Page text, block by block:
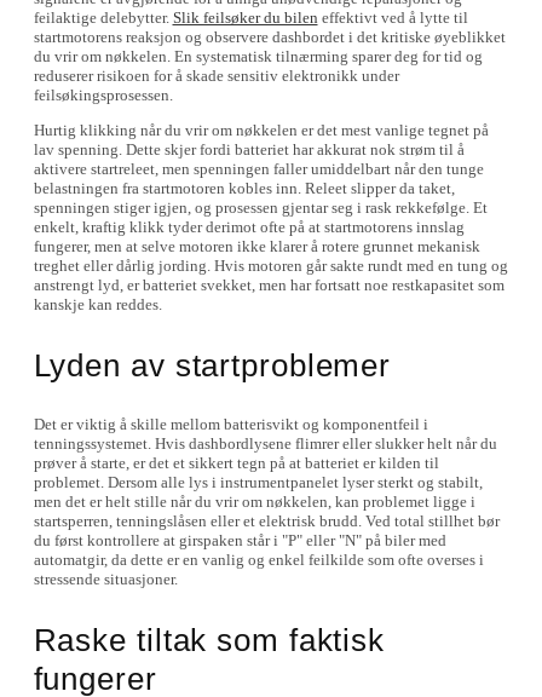
feilaktige delebytter. Slik feilsøker du bilen effektivt ved å lytte til
startmotorens reaksjon og observere dashbordet i det kritiske øyeblikket
du vrir om nøkkelen. En systematisk tilnærming sparer deg for tid og
reduserer risikoen for å skade sensitiv elektronikk under
feilsøkingsprosessen.
Hurtig klikking når du vrir om nøkkelen er det mest vanlige tegnet på
lav spenning. Dette skjer fordi batteriet har akkurat nok strøm til å
aktivere startreleet, men spenningen faller umiddelbart når den tunge
belastningen fra startmotoren kobles inn. Releet slipper da taket,
spenningen stiger igjen, og prosessen gjentar seg i rask rekkefølge. Et
enkelt, kraftig klikk tyder derimot ofte på at startmotorens innslag
fungerer, men at selve motoren ikke klarer å rotere grunnet mekanisk
treghet eller dårlig jording. Hvis motoren går sakte rundt med en tung og
anstrengt lyd, er batteriet svekket, men har fortsatt noe restkapasitet som
kanskje kan reddes.
Lyden av startproblemer
Det er viktig å skille mellom batterisvikt og komponentfeil i
tenningssystemet. Hvis dashbordlysene flimrer eller slukker helt når du
prøver å starte, er det et sikkert tegn på at batteriet er kilden til
problemet. Dersom alle lys i instrumentpanelet lyser sterkt og stabilt,
men det er helt stille når du vrir om nøkkelen, kan problemet ligge i
startsperren, tenningslåsen eller et elektrisk brudd. Ved total stillhet bør
du først kontrollere at girspaken står i "P" eller "N" på biler med
automatgir, da dette er en vanlig og enkel feilkilde som ofte overses i
stressende situasjoner.
Raske tiltak som faktisk
fungerer